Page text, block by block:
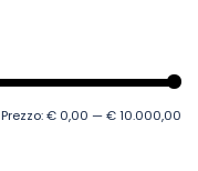
Prezzo:€ 0,00 —€ 10.000,00